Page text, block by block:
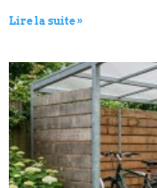
Lire la suite »